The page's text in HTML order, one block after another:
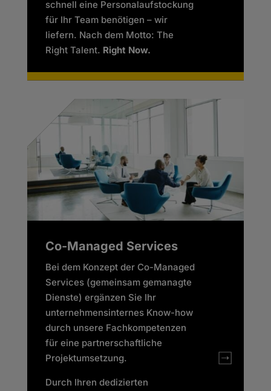
schnell eine Personalaufstockung
für Ihr Team benötigen – wir
liefern. Nach dem Motto: The
Right Talent. Right Now.
Co-Managed Services
Bei dem Konzept der Co-Managed
Services (gemeinsam gemanagte
Dienste) ergänzen Sie Ihr
unternehmensinternes Know-how
durch unsere Fachkompetenzen
für eine partnerschaftliche
Projektumsetzung.
Durch Ihren dedizierten